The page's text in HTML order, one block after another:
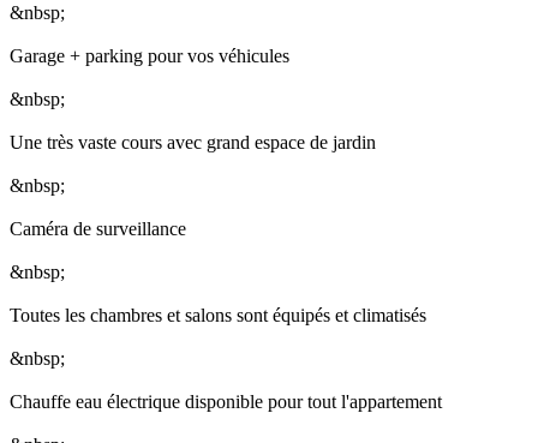
&nbsp;
Garage + parking pour vos véhicules
&nbsp;
Une très vaste cours avec grand espace de jardin
&nbsp;
Caméra de surveillance
&nbsp;
Toutes les chambres et salons sont équipés et climatisés
&nbsp;
Chauffe eau électrique disponible pour tout l'appartement